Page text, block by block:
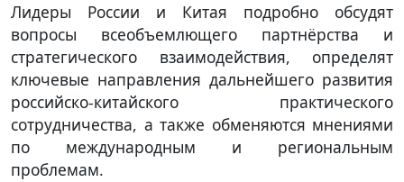
Лидеры России и Китая подробно обсудят
вопросы всеобъемлющего партнёрства и
стратегического взаимодействия, определят
ключевые направления дальнейшего развития
российско-китайского практического
сотрудничества, а также обменяются мнениями
по международным и региональным
проблемам.